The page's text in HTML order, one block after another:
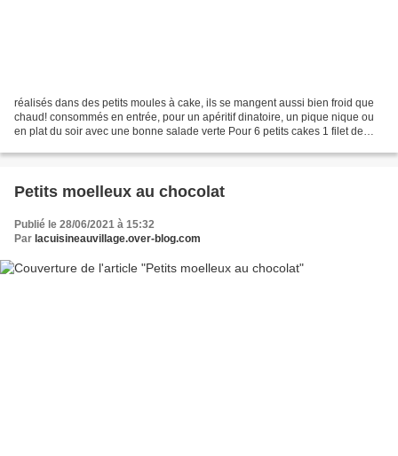
réalisés dans des petits moules à cake, ils se mangent aussi bien froid que
chaud! consommés en entrée, pour un apéritif dinatoire, un pique nique ou
en plat du soir avec une bonne salade verte Pour 6 petits cakes 1 filet de
Petits moelleux au chocolat
Publié le 28/06/2021 à 15:32
Par lacuisineauvillage.over-blog.com